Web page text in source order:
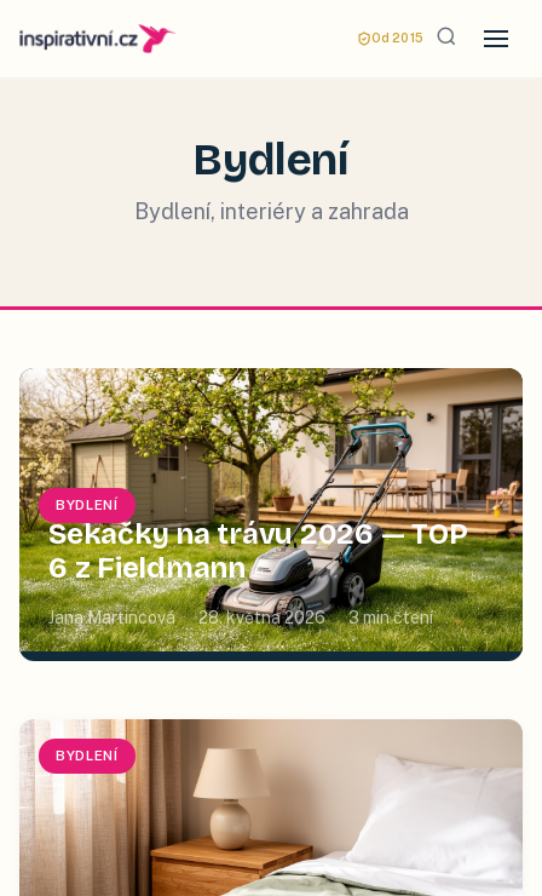
Od 2015
Bydlení
Bydlení, interiéry a zahrada
BYDLENÍ
Sekačky na trávu 2026 — TOP
6 z Fieldmann
Jana Martincová 28. května 2026 3min čtení
BYDLENÍ